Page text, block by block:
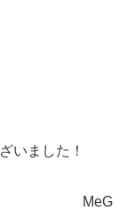
いました！
MeG